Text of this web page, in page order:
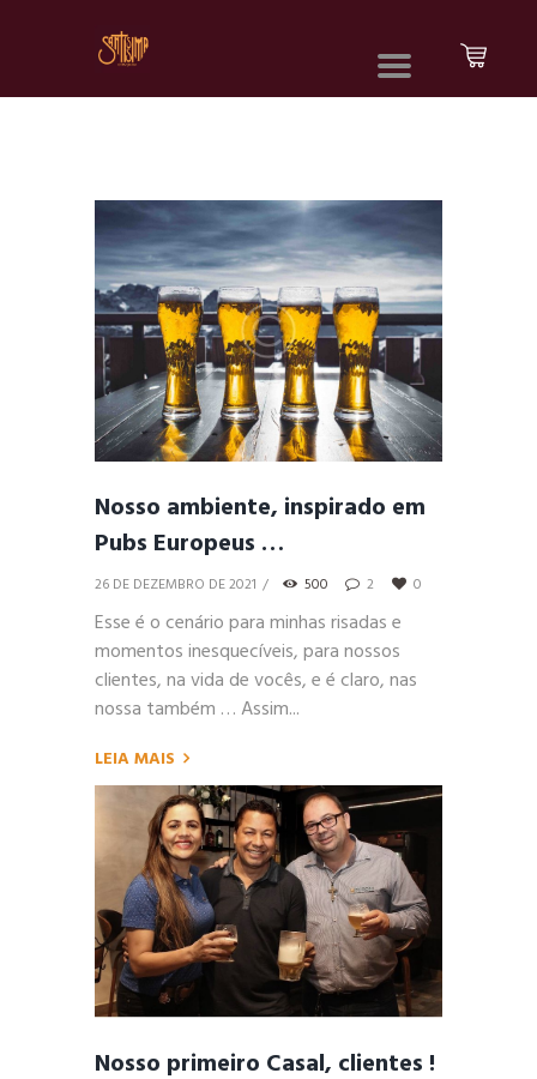
Nosso ambiente, inspirado em
Pubs Europeus …
26 DE DEZEMBRO DE 2021 500 2 0
Esse é o cenário para minhas risadas e
momentos inesquecíveis, para nossos
clientes, na vida de vocês, e é claro, nas
nossa também … Assim...
LEIA MAIS
Nosso primeiro Casal, clientes !